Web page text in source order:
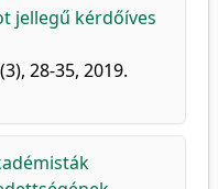
jellegű kérdőíves
28-35, 2019.